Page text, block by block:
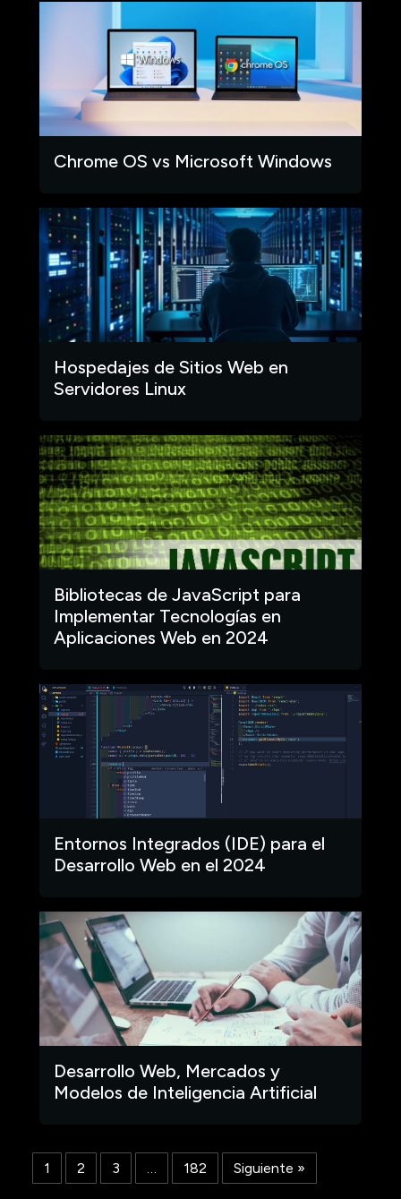
Chrome OS vs Microsoft Windows
Hospedajes de Sitios Web en
Servidores Linux
Bibliotecas de JavaScript para
Implementar Tecnologías en
Aplicaciones Web en 2024
Entornos Integrados (IDE) para el
Desarrollo Web en el 2024
Desarrollo Web, Mercados y
Modelos de Inteligencia Artificial
1 2 3 … 182 Siguiente »